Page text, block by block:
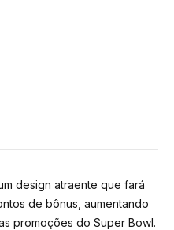
design atraente que fará
de bônus, aumentando
promoções do Super Bowl.